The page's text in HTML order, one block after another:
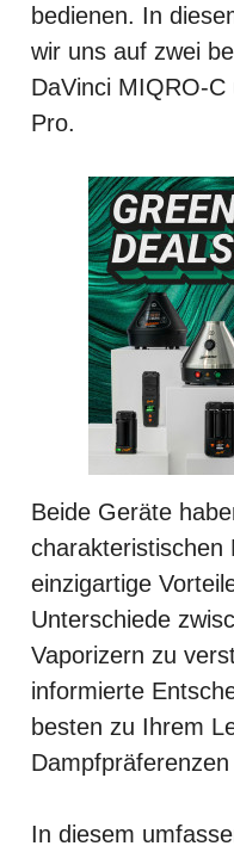
bedienen. In
wir uns auf zwei
DaVinci MIQRO-
Pro.
Beide Geräte
charakteristischen
einzigartige
Unterschiede
Vaporizern zu
informierte
besten zu Ihrem
In diesem